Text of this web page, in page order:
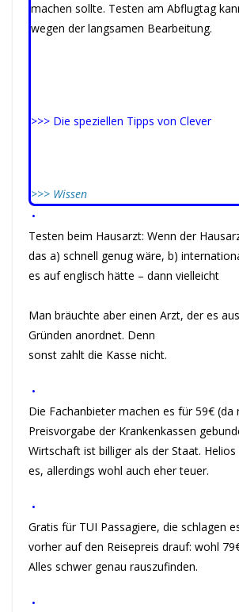
machen sollte. Testen am Abflugtag
wegen der langsamen Bearbeitung.
>>> Die speziellen Tipps von Clever
>>> Wissen
•
Testen beim Hausarzt: Wenn der
das a) schnell genug wäre, b)
es auf englisch hätte – dann vielleicht
Man bräuchte aber einen Arzt, der es
Gründen anordnet. Denn
sonst zahlt die Kasse nicht.
•
Die Fachanbieter machen es für 59€ (da
Preisvorgabe der Krankenkassen
Wirtschaft ist billiger als der Staat.
es, allerdings wohl auch eher teuer.
•
Gratis für TUI Passagiere, die schlagen
vorher auf den Reisepreis drauf: wohl
Alles schwer genau rauszufinden.
•